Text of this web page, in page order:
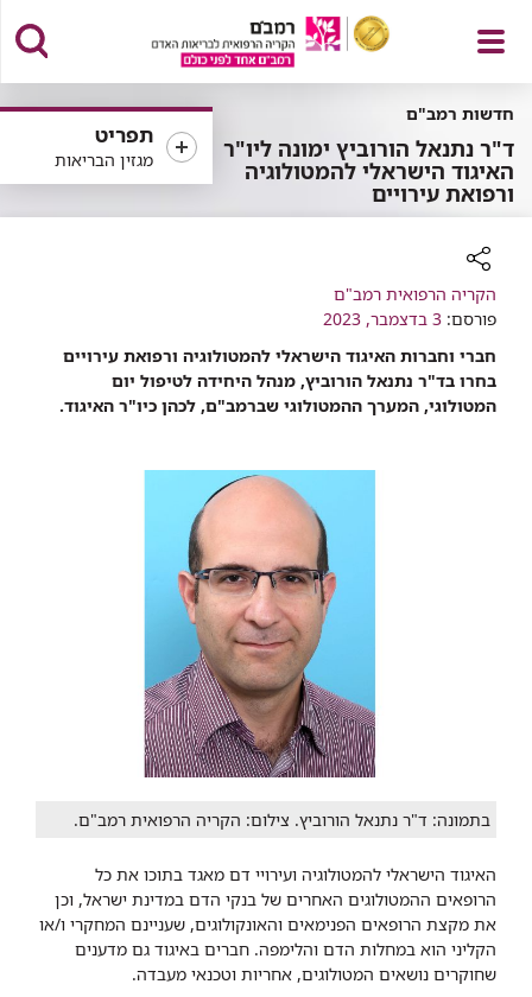
פתח
תפריט
תפריט
מגזין הבריאות
חדשות רמב"ם
ד"ר נתנאל הורוביץ ימונה ליו"ר
האיגוד הישראלי להמטולוגיה
ורפואת עירויים
רכיב
שיתוף
הקריה הרפואית רמב"ם
פורסם: 3 בדצמבר, 2023
חברי וחברות האיגוד הישראלי להמטולוגיה ורפואת עירויים
בחרו בד"ר נתנאל הורוביץ, מנהל היחידה לטיפול יום
המטולוגי, המערך ההמטולוגי שברמב"ם, לכהן כיו"ר האיגוד.
בתמונה: ד"ר נתנאל הורוביץ. צילום: הקריה הרפואית רמב"ם.
האיגוד הישראלי להמטולוגיה ועירויי דם מאגד בתוכו את כל
הרופאים ההמטולוגים האחרים של בנקי הדם במדינת ישראל, וכן
את מקצת הרופאים הפנימאים והאונקולוגים, שעניינם המחקרי ו/או
הקליני הוא במחלות הדם והלימפה. חברים באיגוד גם מדענים
שחוקרים נושאים המטולוגים, אחריות וטכנאי מעבדה.